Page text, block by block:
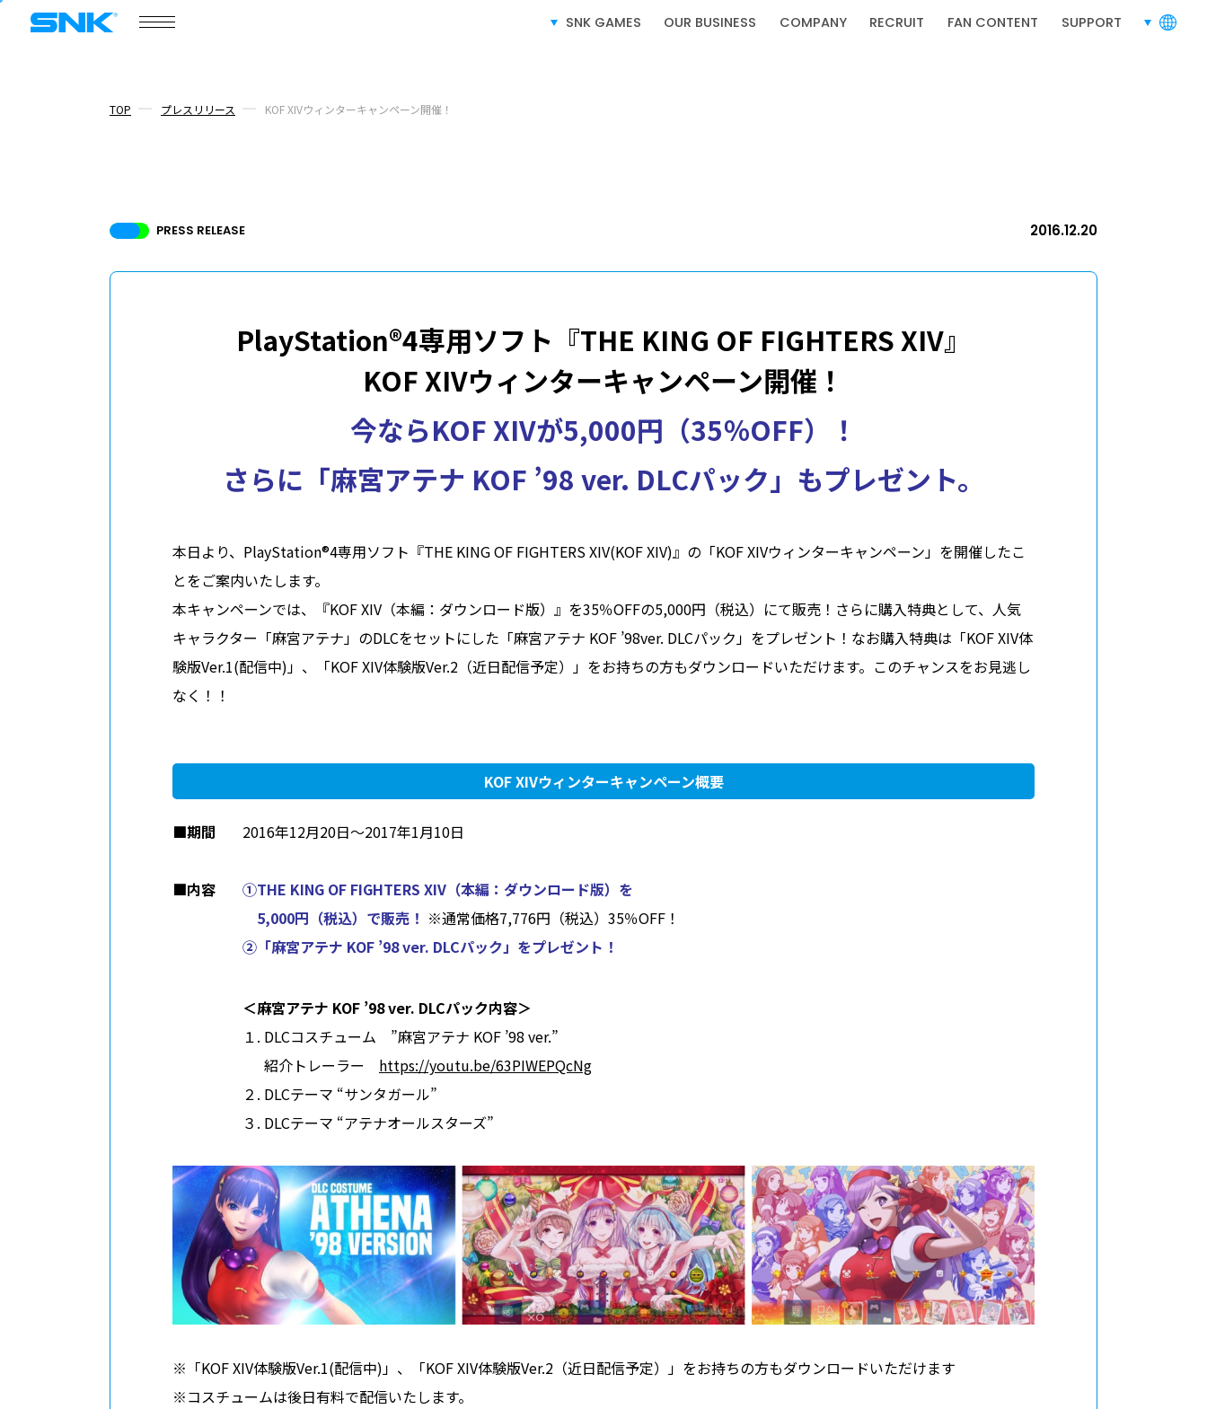
SNK GAMES OUR BUSINESS COMPANY RECRUIT FAN CONTENT SUPPORT 言語切り替
COMPANY
ライセンス事業
このサイトについて このサイトについて サイトマップ プライバシーポリシー 利用規約
TOP プレスリリース KOF XIVウィンターキャンペーン開催！
PRESS RELEASE 2016.12.20
PlayStation®4専用ソフト『THE KING OF FIGHTERS XIV』
KOF XIVウィンターキャンペーン開催！
今ならKOF XIVが5,000円（35％OFF）！
さらに「麻宮アテナ KOF ’98 ver. DLCパック」もプレゼント。
本日より、PlayStation®4専用ソフト『THE KING OF FIGHTERS XIV(KOF XIV)』の「KOF XIVウィンターキャンペーン」を開催したこ
とをご案内いたします。
本キャンペーンでは、『KOF XIV（本編：ダウンロード版）』を35％OFFの5,000円（税込）にて販売！さらに購入特典として、人気
キャラクター「麻宮アテナ」のDLCをセットにした「麻宮アテナ KOF ’98ver. DLCパック」をプレゼント！なお購入特典は「KOF XIV体
験版Ver.1(配信中)」、「KOF XIV体験版Ver.2（近日配信予定）」をお持ちの方もダウンロードいただけます。このチャンスをお見逃し
なく！！
KOF XIVウィンターキャンペーン概要
■期間 2016年12月20日～2017年1月10日
■内容
①THE KING OF FIGHTERS XIV（本編：ダウンロード版）を
5,000円（税込）で販売！ ※通常価格7,776円（税込）35％OFF！
②「麻宮アテナ KOF ’98 ver. DLCパック」をプレゼント！
＜麻宮アテナ KOF ’98 ver. DLCパック内容＞
１. DLCコスチューム ”麻宮アテナ KOF ’98 ver.”
紹介トレーラー https://youtu.be/63PIWEPQcNg
２. DLCテーマ “サンタガール”
３. DLCテーマ “アテナオールスターズ”
※「KOF XIV体験版Ver.1(配信中)」、「KOF XIV体験版Ver.2（近日配信予定）」をお持ちの方もダウンロードいただけます
※コスチュームは後日有料で配信いたします。